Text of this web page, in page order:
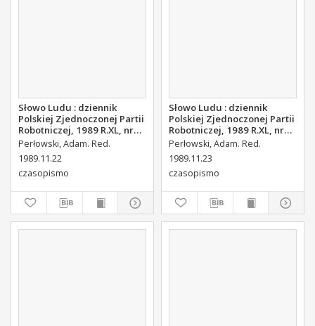
Słowo Ludu : dziennik
Polskiej Zjednoczonej Partii
Robotniczej, 1989 R.XL, nr
270 (magazyn środowy)
Perłowski, Adam. Red.
1989.11.22
czasopismo
Słowo Ludu : dziennik
Polskiej Zjednoczonej Partii
Robotniczej, 1989 R.XL, nr
271
Perłowski, Adam. Red.
1989.11.23
czasopismo